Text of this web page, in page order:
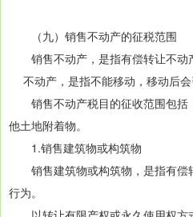
（九）销售不动产的征税范围
销售不动产，是指有偿转让不动
不动产，是指不能移动，移动后会
销售不动产税目的征收范围包括
他土地附着物。
1.销售建筑物或构筑物
销售建筑物或构筑物，是指有偿
行为。